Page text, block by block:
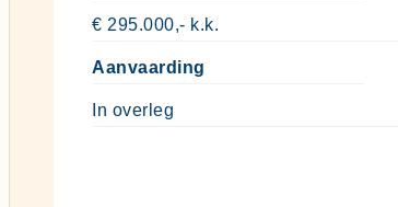
€ 295.000,- k.k.
Aanvaarding
In overleg